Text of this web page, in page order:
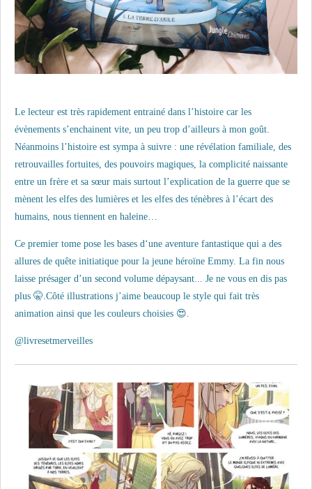
Le lecteur est très rapidement entrainé dans l’histoire car les
évènements s’enchainent vite, un peu trop d’ailleurs à mon goût.
Néanmoins l’histoire est sympa à suivre : une révélation familiale, des
retrouvailles fortuites, des pouvoirs magiques, la complicité naissante
entre un frère et sa sœur mais surtout l’explication de la guerre que se
mènent les elfes des lumières et les elfes des ténèbres à l’écart des
humains, nous tiennent en haleine…
Ce premier tome pose les bases d‘une aventure fantastique qui a des
allures de quête initiatique pour la jeune héroïne Emmy. La fin nous
laisse présager d’un second volume dépaysant... Je ne vous en dis pas
plus 🤫. Côté illustrations j’aime beaucoup le style qui fait très
animation ainsi que les couleurs choisies 😍.
@livresetmerveilles